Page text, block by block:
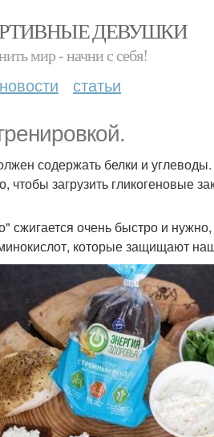
ДЕВУШКИ
мир - начни с себя!
новости статьи
содержать белки и углеводы.
чтобы загрузить гликогеновые
сжигается очень быстро и
которые защищают